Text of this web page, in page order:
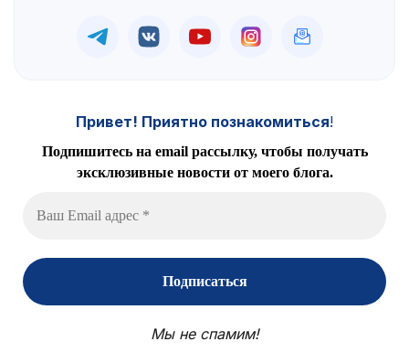
Привет! Приятно познакомиться!
Подпишитесь на email рассылку, чтобы получать
эксклюзивные новости от моего блога.
Мы не спамим!